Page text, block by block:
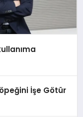
İşe Götür